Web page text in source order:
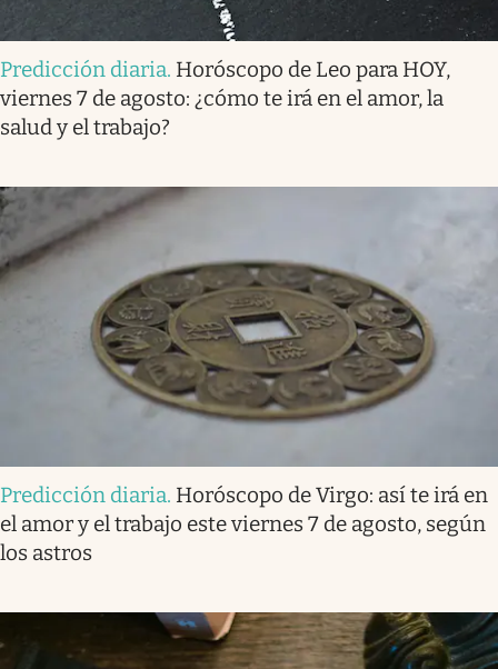
Predicción diaria. Horóscopo de Leo para HOY,
viernes 7 de agosto: ¿cómo te irá en el amor, la
salud y el trabajo?
Predicción diaria. Horóscopo de Virgo: así te irá en
el amor y el trabajo este viernes 7 de agosto, según
los astros